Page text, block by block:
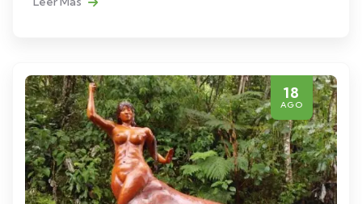
18
AGO